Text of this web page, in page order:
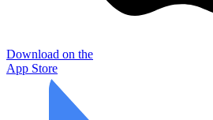
Download on the
App Store